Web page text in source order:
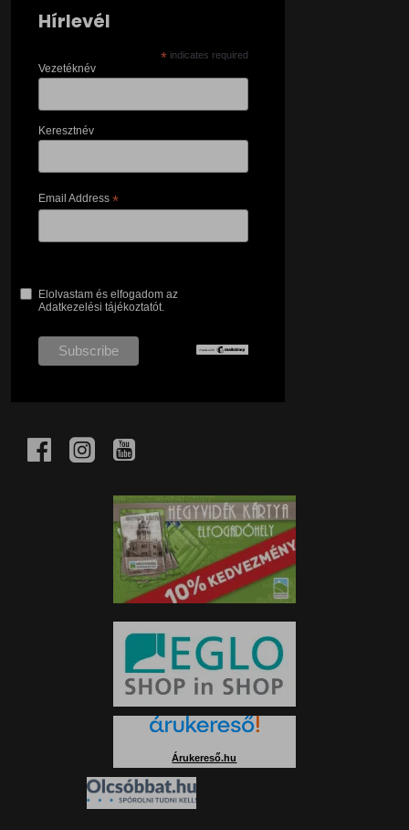
Hírlevél
* indicates required
Vezetéknév
Keresztnév
Email Address *
Elolvastam és elfogadom az
Adatkezelési tájékoztatót.
Árukereső.hu